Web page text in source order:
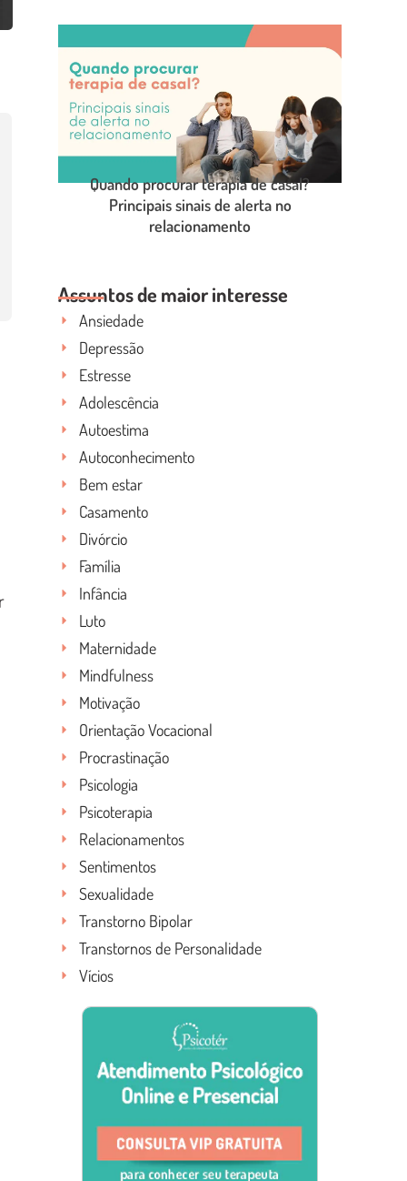
LEIA O POST COMPLETO
Quando procurar terapia de casal?
Principais sinais de alerta no
relacionamento
Assuntos de maior interesse
Ansiedade
Depressão
Estresse
Adolescência
Autoestima
Autoconhecimento
Bem estar
Casamento
Divórcio
Família
Infância
Luto
Maternidade
Mindfulness
Motivação
Orientação Vocacional
Procrastinação
Psicologia
Psicoterapia
Relacionamentos
Sentimentos
Sexualidade
Transtorno Bipolar
Transtornos de Personalidade
Vícios